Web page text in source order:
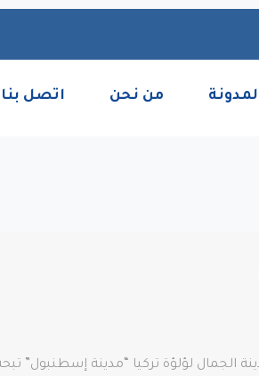
من نحن اتصل بنا
الجمال لؤلؤة تركيا “مدينة